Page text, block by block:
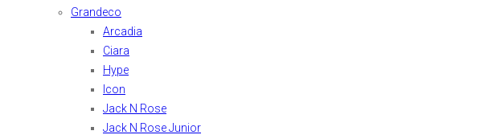
Grandeco
Arcadia
Ciara
Hype
Icon
Jack N Rose
Jack N Rose Junior